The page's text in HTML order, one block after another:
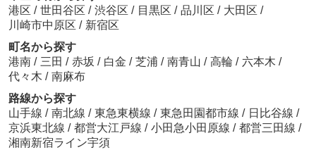
港区 / 世田谷区 / 渋谷区 / 目黒区 / 品川区 / 大田区 /
川崎市中原区 / 新宿区
町名から探す
港南 / 三田 / 赤坂 / 白金 / 芝浦 / 南青山 / 高輪 / 六本木 /
代々木 / 南麻布
路線から探す
山手線 / 南北線 / 東急東横線 / 東急田園都市線 / 日比谷線 /
京浜東北線 / 都営大江戸線 / 小田急小田原線 / 都営三田線 /
湘南新宿ライン宇須